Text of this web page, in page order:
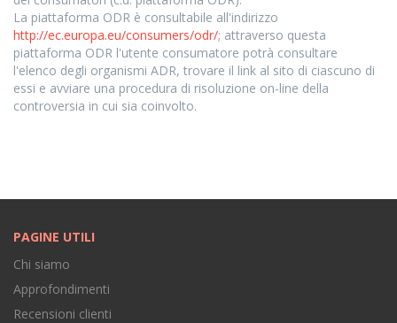
La piattaforma ODR è consultabile all'indirizzo
http://ec.europa.eu/consumers/odr/; attraverso questa
piattaforma ODR l'utente consumatore potrà consultare
l'elenco degli organismi ADR, trovare il link al sito di ciascuno di
essi e avviare una procedura di risoluzione on-line della
controversia in cui sia coinvolto.
PAGINE UTILI
Chi siamo
Approfondimenti
Recensioni clienti